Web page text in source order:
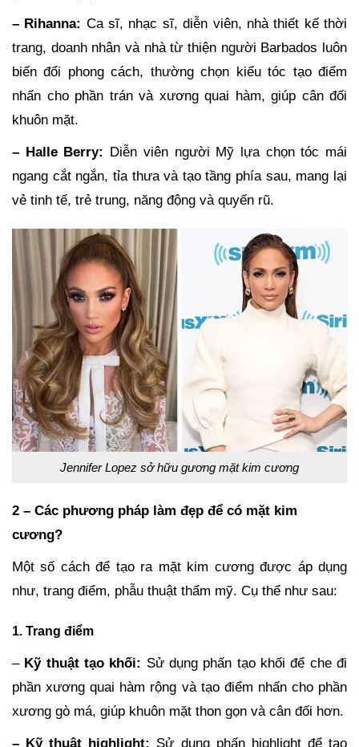
– Rihanna: Ca sĩ, nhạc sĩ, diễn viên, nhà thiết kế thời
trang, doanh nhân và nhà từ thiện người Barbados luôn
biến đổi phong cách, thường chọn kiểu tóc tạo điểm
nhấn cho phần trán và xương quai hàm, giúp cân đối
khuôn mặt.
– Halle Berry: Diễn viên người Mỹ lựa chọn tóc mái
ngang cắt ngắn, tỉa thưa và tạo tầng phía sau, mang lại
vẻ tinh tế, trẻ trung, năng động và quyến rũ.
Jennifer Lopez sở hữu gương mặt kim cương
2 – Các phương pháp làm đẹp để có mặt kim
cương?
Một số cách để tạo ra mặt kim cương được áp dụng
như, trang điểm, phẫu thuật thẩm mỹ. Cụ thể như sau:
1. Trang điểm
–Kỹ thuật tạo khối: Sử dụng phấn tạo khối để che đi
phần xương quai hàm rộng và tạo điểm nhấn cho phần
xương gò má, giúp khuôn mặt thon gọn và cân đối hơn.
– Kỹ thuật highlight: Sử dụng phấn highlight để tạo